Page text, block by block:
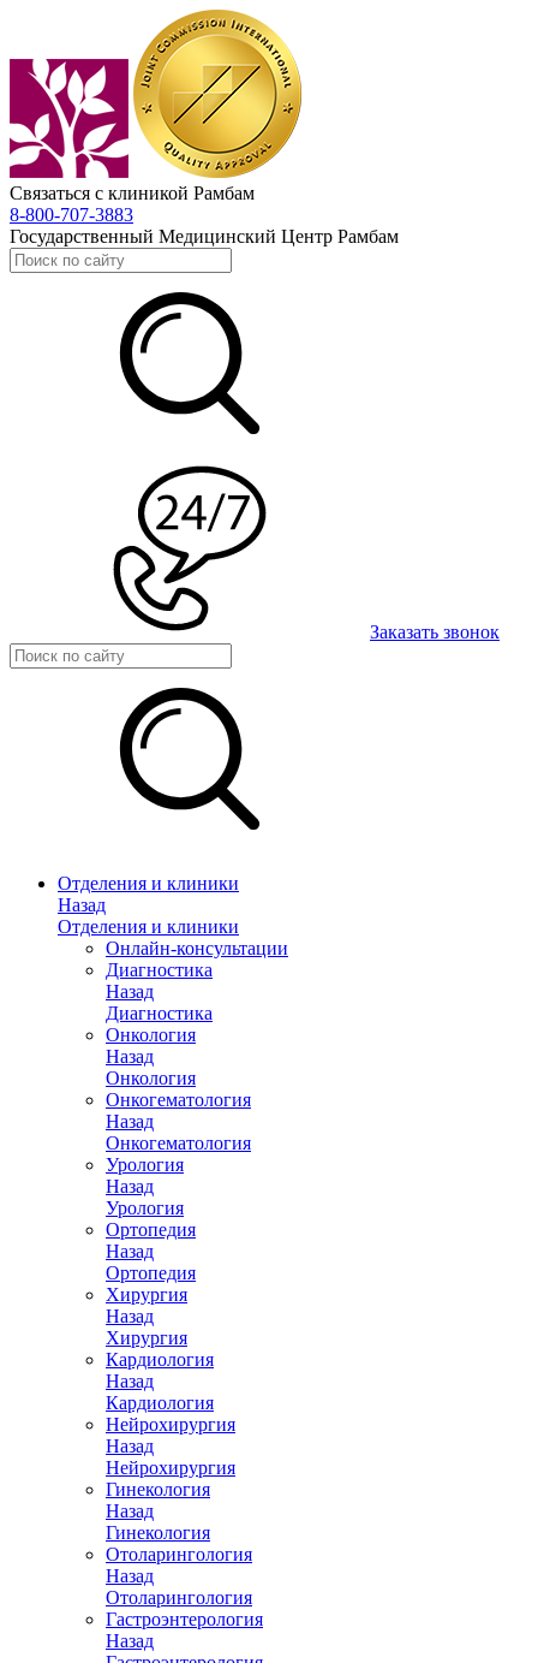
Связаться с клиникой Рамбам
8-800-707-3883
Государственный Медицинский Центр Рамбам
Заказать звонок
Отделения и клиники
Назад
Отделения и клиники
Онлайн-консультации
Диагностика
Назад
Диагностика
Онкология
Назад
Онкология
Онкогематология
Назад
Онкогематология
Урология
Назад
Урология
Ортопедия
Назад
Ортопедия
Хирургия
Назад
Хирургия
Кардиология
Назад
Кардиология
Нейрохирургия
Назад
Нейрохирургия
Гинекология
Назад
Гинекология
Отоларингология
Назад
Отоларингология
Гастроэнтерология
Назад